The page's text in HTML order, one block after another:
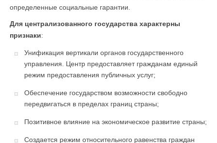
определенные социальные гарантии.
Для централизованного государства характерны
признаки:
Унификация вертикали органов государственного
управления. Центр предоставляет гражданам единый
режим предоставления публичных услуг;
Обеспечение государством возможности свободно
передвигаться в пределах границ страны;
Позитивное влияние на экономическое развитие страны;
Создается режим относительного равенства граждан